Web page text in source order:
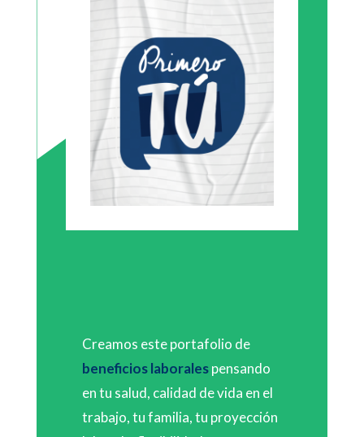
Creamos este portafolio de
beneficios laboralespensando
en tu salud, calidad de vida en el
trabajo, tu familia, tu proyección